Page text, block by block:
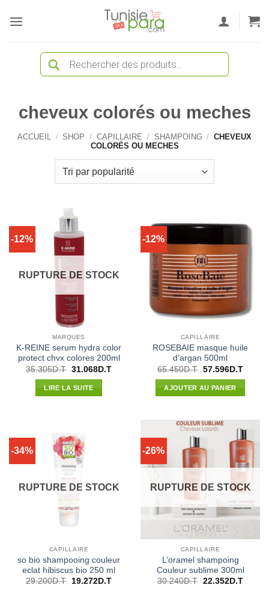
Recherche
produits
cheveux colorés ou meches
ACCUEIL / SHOP / CAPILLAIRE / SHAMPOING / CHEVEUX
COLORÉS OU MECHES
-12%
RUPTURE DE STOCK
MARQUES
K-REINE serum hydra color
protect chvx colores 200ml
35.305D.T Le
initial
était :
31.068D.TLe
LIRE LA SUITE
-12%
CAPILLAIRE
ROSEBAIE masque huile
d’argan 500ml
65.450D.T Le
initial
était :
57.596D.TLe
AJOUTER AU PANIER
-34%
RUPTURE DE STOCK
CAPILLAIRE
so bio shampooing couleur
eclat hibiscus bio 250 ml
29.200D.T
Le
19.272D.TLe
-26%
RUPTURE DE STOCK
CAPILLAIRE
L’oramel shampoing
Couleur sublime 300ml
30.240D.T Le
22.352D.TLe